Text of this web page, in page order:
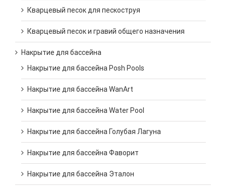
Кварцевый песок для пескоструя
Кварцевый песок и гравий общего назначения
Накрытие для бассейна
Накрытие для бассейна Posh Pools
Накрытие для бассейна WanArt
Накрытие для бассейна Water Pool
Накрытие для бассейна Голубая Лагуна
Накрытие для бассейна Фаворит
Накрытие для бассейна Эталон